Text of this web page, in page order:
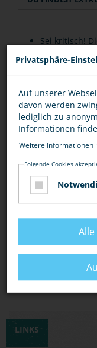
Sei kritisch!
"Wahrheit"
Wenn es
verlasse die
mit anderen
Sprich mit
strafbare
Polizei.
LINKS
Privatsphäre-
Auf unserer
davon werden
lediglich zu
Informationen
Weitere Informationen
Folgende Cookies